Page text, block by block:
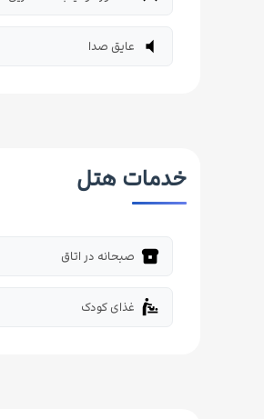
volume_mute عایق صدا
خدمات هتل
breakfast_dining صبحانه در اتاق
baby_changing_station غذای کودک